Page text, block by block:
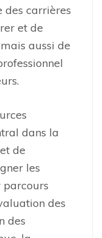
des carrières
et de
aussi de
dans la
de
les
des
des